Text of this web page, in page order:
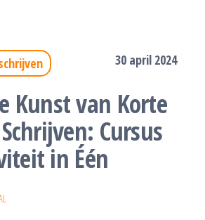
30 april 2024
Kunst van Korte
Cursus
in Één